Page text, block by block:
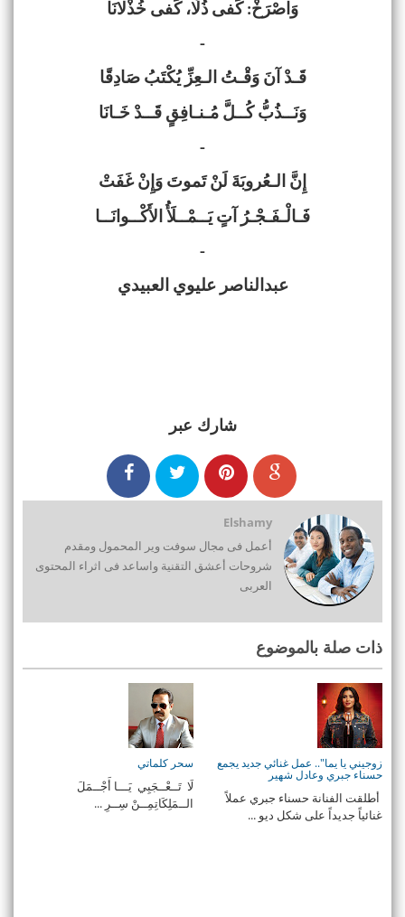
وَاصْرَخْ: كَفى ذُلًّا، كَفى خُذْلانَا
-
قَـدْ آنَ وَقْـتُ الـعِزِّ يُكْتَبُ صَادِقًا
وَنَــذُبُّ كُــلَّ مُـنـافِقٍ قَــدْ خَـانَا
-
إِنَّ الـعُروبَةَ لَنْ تَموتَ وَإِنْ غَفَتْ
فَـالْـفَـجْـرُ آتٍ يَــمْــلَأُ الأَكْــوانَــا
-
عبدالناصر عليوي العبيدي
شارك عبر
Elshamy
أعمل فى مجال سوفت وير المحمول ومقدم
شروحات أعشق التقنية واساعد فى اثراء المحتوى
العربى
ذات صلة بالموضوع
زوجيني يا يما".. عمل غنائي جديد يجمع
حسناء جبري وعادل شهير
أطلقت الفنانة حسناء جبري عملاً
غنائياً جديداً على شكل ديو ...
سحر كلماتي
لَا تَــعْــجَبِي يَـــا أَجْــمَلَ
الــمَلِكَاتِمِــنْ سِــرِ ...